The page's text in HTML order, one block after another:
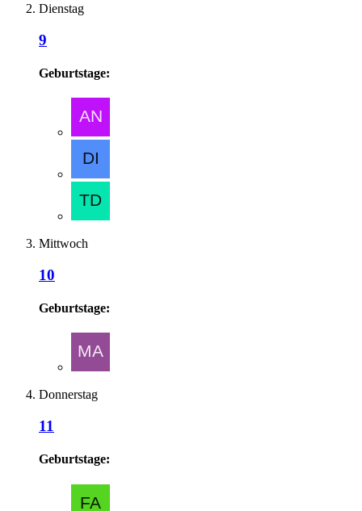
Dienstag
9
Geburtstage:
Mittwoch
10
Geburtstage:
Donnerstag
11
Geburtstage: